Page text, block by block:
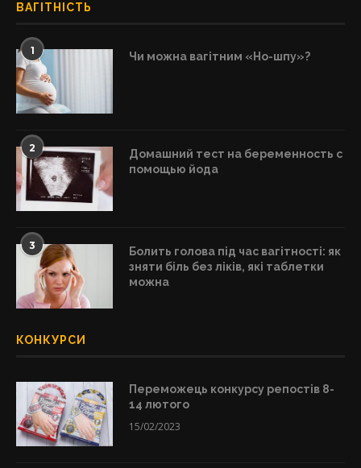
ВАГІТНІСТЬ
1 Чи можна вагітним «Но-шпу»?
2
Домашний тест на беременность с
помощью йода
3
Болить голова під час вагітності: як
зняти біль без ліків, які таблетки
можна
КОНКУРСИ
Переможець конкурсу репостів 8-
14 лютого
15/02/2023